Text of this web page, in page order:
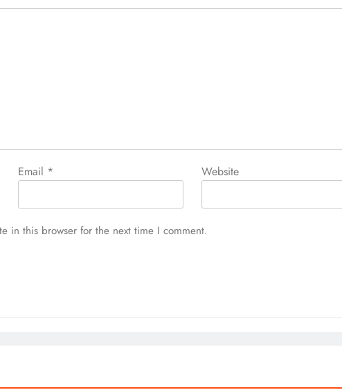
Email * Website
in this browser for the next time I comment.